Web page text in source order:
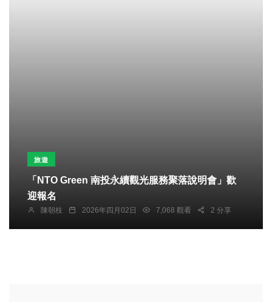
旅遊
「NTO Green 南投永續觀光服務聚落說明會」歡
迎報名
陳朝枝 2026年四月02日 7,068 觀看 2 分享